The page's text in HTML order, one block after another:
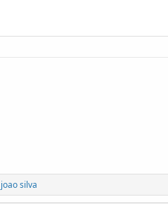
joao silva